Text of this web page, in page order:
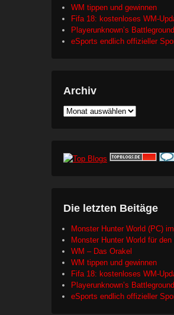
WM tippen und gewinnen
Fifa 18: kostenloses WM-
Playerunknown’s
eSports endlich offizieller
Archiv
Archiv
Die letzten Beitäge
Monster Hunter World (PC)
Monster Hunter World für den
WM – Das Orakel
WM tippen und gewinnen
Fifa 18: kostenloses WM-
Playerunknown’s
eSports endlich offizieller